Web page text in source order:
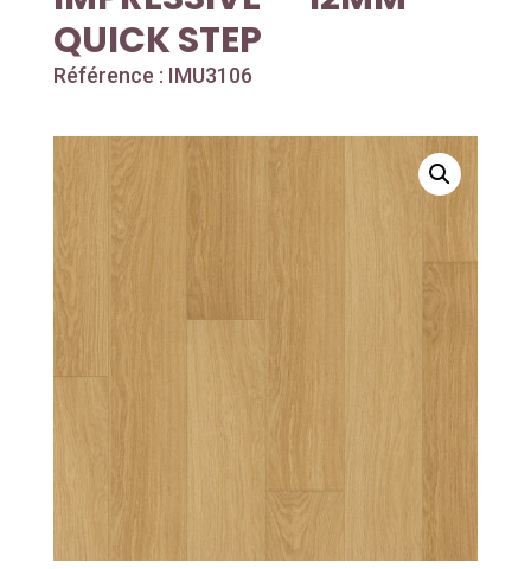
QUICK STEP
Référence : IMU3106